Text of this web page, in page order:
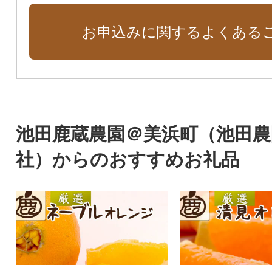
お申込みに関するよくある
池田鹿蔵農園＠美浜町（池田
社）からのおすすめお礼品